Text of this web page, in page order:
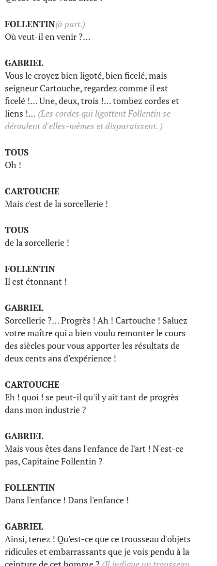
FOLLENTIN(à part.)
Où veut-il en venir ?…
GABRIEL
Vous le croyez bien ligoté, bien ficelé, mais
seigneur Cartouche, regardez comme il est
ficelé !… Une, deux, trois !… tombez cordes et
liens !… (Les cordes qui ligottent Follentin se
déroulent d'elles-mêmes et disparaissent. )
TOUS
Oh !
CARTOUCHE
Mais c'est de la sorcellerie !
TOUS
de la sorcellerie !
FOLLENTIN
Il est étonnant !
GABRIEL
Sorcellerie ?… Progrès ! Ah ! Cartouche ! Saluez
votre maître qui a bien voulu remonter le cours
des siècles pour vous apporter les résultats de
deux cents ans d'expérience !
CARTOUCHE
Eh ! quoi ! se peut-il qu'il y ait tant de progrès
dans mon industrie ?
GABRIEL
Mais vous êtes dans l'enfance de l'art ! N'est-ce
pas, Capitaine Follentin ?
FOLLENTIN
Dans l'enfance ! Dans l'enfance !
GABRIEL
Ainsi, tenez ! Qu'est-ce que ce trousseau d'objets
ridicules et embarrassants que je vois pendu à la